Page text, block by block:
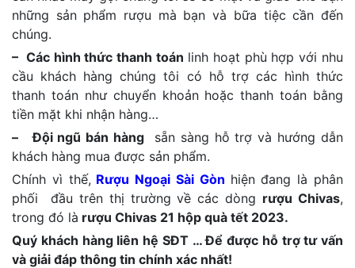
những sản phẩm rượu mà bạn và bữa tiệc cần đến
chúng.
– Các hình thức thanh toán linh hoạt phù hợp với nhu
cầu khách hàng chúng tôi có hỗ trợ các hình thức
thanh toán như chuyển khoản hoặc thanh toán bằng
tiền mặt khi nhận hàng…
– Đội ngũ bán hàng
sẵn sàng hỗ trợ và hướng dẫn
khách hàng mua được sản phẩm.
Chính vì thế, Rượu Ngoại Sài Gòn hiện đang là phân
phối đầu trên thị trường về các dòng rượu Chivas,
trong đó là rượu Chivas 21 hộp quà tết 2023.
Quý khách hàng liên hệ SĐT … Để được hỗ trợ tư vấn
và giải đáp thông tin chính xác nhất!